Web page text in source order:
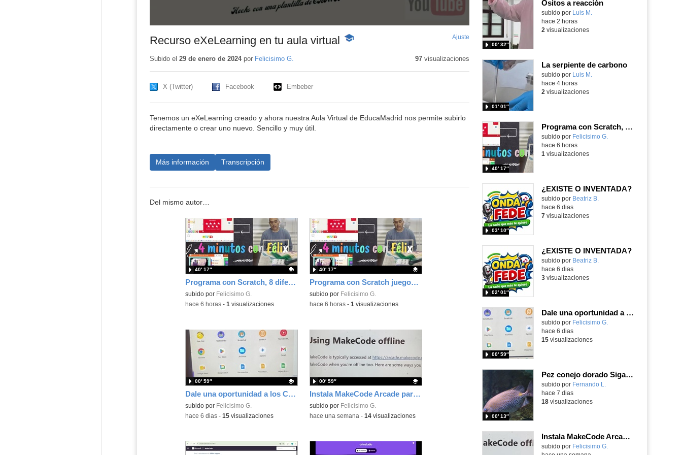
Recurso eXeLearning en tu aula virtual
-
Ajuste
pantalla
Subido el 29 de enero de 2024por Felicisimo G. 97visualizaciones
X (Twitter) Facebook Embeber
Tenemos un eXeLearning creado y ahora nuestra Aula Virtual de EducaMadrid nos permite subirlo
directamente o crear uno nuevo. Sencillo y muy útil.
Más información Transcripción
Del mismo autor…
Programa con Scratch, 8 diferentes juegos para vivir la emoción de los partidos de España en el mundial 2026
Contenido educativo.
subido por Felicisimo G.
40′ 17″
-hace 6 horas- 1 visualizaciones
Programa con Scratch juegos con los partidos del mundial 2026 ganados por España
Contenido educativo.
subido por Felicisimo G.
40′ 17″
-hace 6 horas- 1 visualizaciones
Dale una oportunidad a los Chromebooks y utiliza un proyector para realizar talleres si no tienes pantallas táctiles
Contenido educativo.
subido por Felicisimo G.
00′ 59″
-hace 6 dias- 15visualizaciones
Instala MakeCode Arcade para trabajar offline en tu tablet, ordenador, Chromebook
Contenido educativo.
subido por Felicisimo G.
00′ 59″
-hace una semana - 14visualizaciones
Ositos a reacción
Contenido educativo.
subido por Luis M.
00′ 32″
hace 2 horas
2 visualizaciones
La serpiente de carbono
Contenido educativo.
subido por Luis M.
01′ 01″
hace 4 horas
2 visualizaciones
Programa con Scratch, 8 diferentes juegos para vivir la emoción de los partidos de España en el mundial 2026
Contenido educativo.
subido por Felicisimo G.
40′ 17″
hace 6 horas
1 visualizaciones
¿EXISTE O INVENTADA?
Contenido educativo.
subido por Beatriz B.
03′ 10″
hace 6 dias
7visualizaciones
¿EXISTE O INVENTADA?
Contenido educativo.
subido por Beatriz B.
02′ 01″
hace 6 dias
3visualizaciones
Dale una oportunidad a los Chromebooks y utiliza un proyector para realizar talleres si no tienes pantallas táctiles
Contenido educativo.
subido por Felicisimo G.
00′ 59″
hace 6 dias
15visualizaciones
Pez conejo dorado Siganus guttatus (Bloch, 1786)
Contenido educativo.
subido por Fernando L.
00′ 13″
hace 7 dias
18visualizaciones
Instala MakeCode Arcade para trabajar offline en tu tablet, ordenador, Chromebook
Contenido educativo.
subido por Felicisimo G.